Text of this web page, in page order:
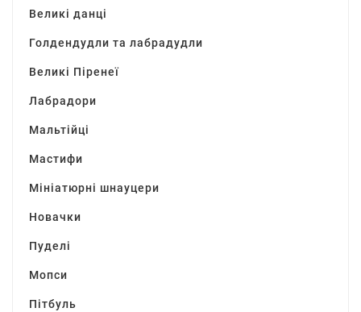
Великі данці
Голдендудли та лабрадудли
Великі Піренеї
Лабрадори
Мальтійці
Мастифи
Мініатюрні шнауцери
Новачки
Пуделі
Мопси
Пітбуль